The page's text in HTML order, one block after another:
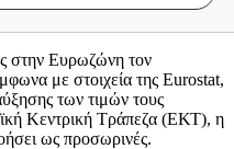
στην Ευρωζώνη τον
με στοιχεία της Eurostat,
των τιμών τους
Κεντρική Τράπεζα (ΕΚΤ), η
ως προσωρινές.